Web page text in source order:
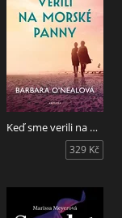
Keď sme verili na morské panny
329 Kč